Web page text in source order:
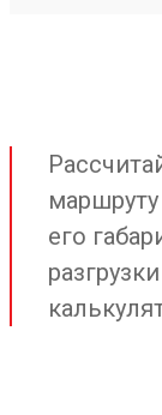
маршруту
его